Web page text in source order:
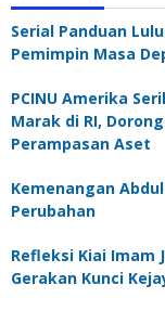
Serial Panduan
Pemimpin Masa
PCINU Amerika
Marak di RI,
Perampasan Aset
Kemenangan
Perubahan
Refleksi Kiai Imam
Gerakan Kunci